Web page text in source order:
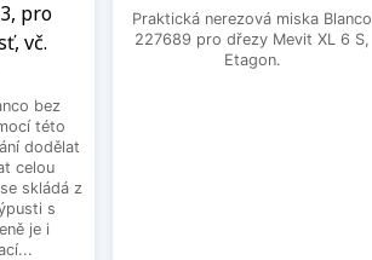
pro
vč.
bez
této
dodělat
celou
skládá z
s
je i
Praktická nerezová miska Blanco
227689 pro dřezy Mevit XL 6 S,
Etagon.